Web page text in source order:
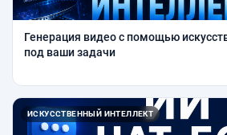
Генерация видео с помощью
под ваши задачи
ИСКУССТВЕННЫЙ ИНТЕЛЛЕКТ